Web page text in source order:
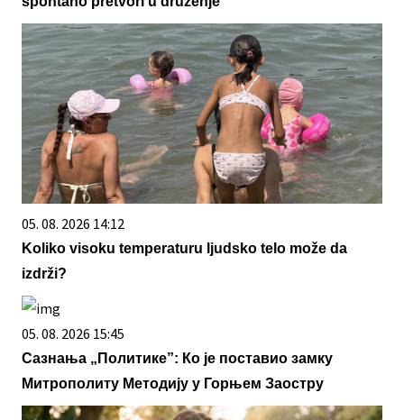
05. 08. 2026 14:12
Koliko visoku temperaturu ljudsko telo može da
izdrži?
05. 08. 2026 15:45
Сазнања „Политике”: Ко је поставио замку
Митрополиту Методију у Горњем Заостру